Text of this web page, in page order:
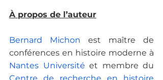
À propos de l’auteur
Bernard Michon est maître de
Nantes Université